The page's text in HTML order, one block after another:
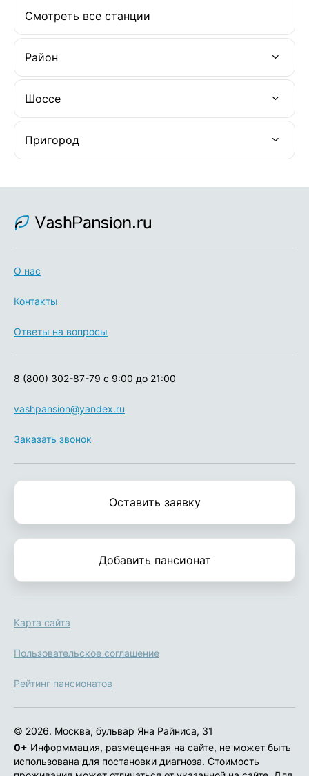
Смотреть все станции
Район
Шоссе
Пригород
О нас
Контакты
Ответы на вопросы
vashpansion@yandex.ru
8 (800) 302-87-79 с 9:00 до 21:00
Заказать звонок
Оставить заявку
Добавить пансионат
Карта сайта
Пользовательское соглашение
Рейтинг пансионатов
© 2026. Москва, бульвар Яна Райниса, 31
0+ Информмация, размещенная на сайте, не может быть
использована для постановки диагноза. Стоимость